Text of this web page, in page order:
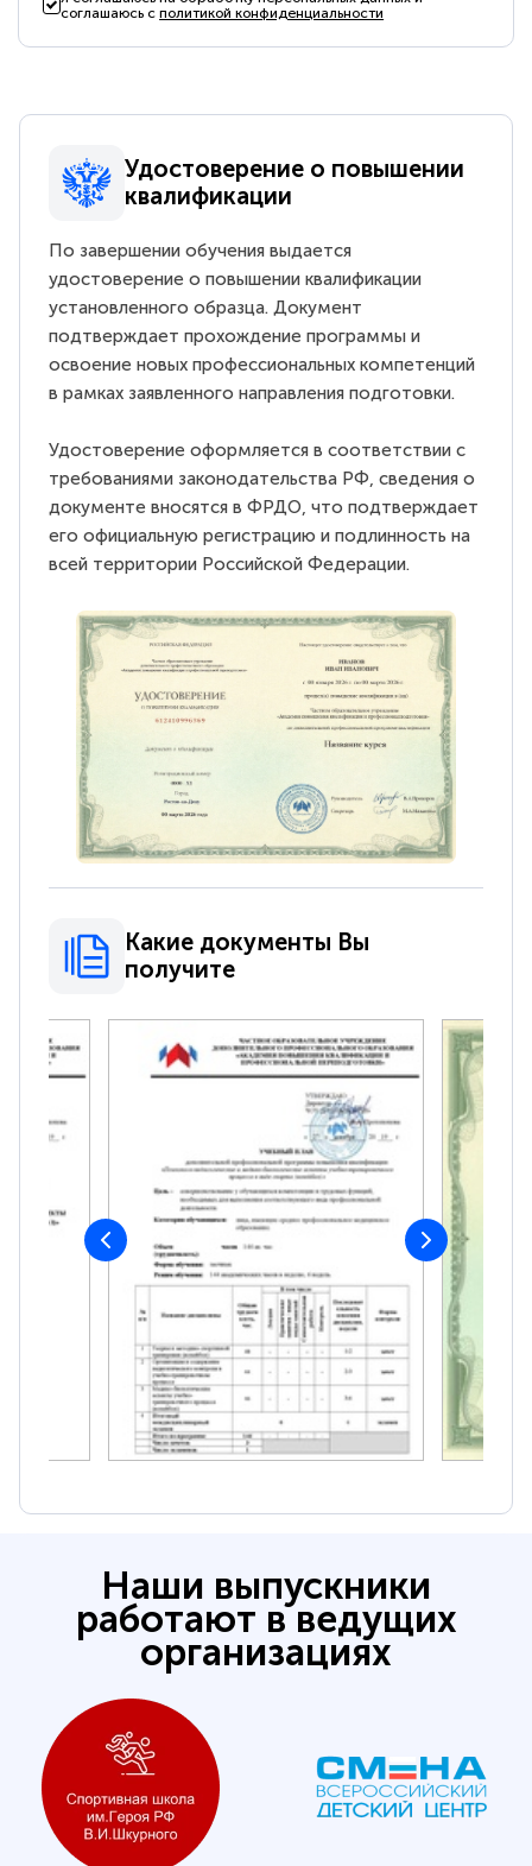
соглашаюсь сполитикой конфиденциальности
Удостоверение о повышении
квалификации
По завершении обучения выдается
удостоверение о повышении квалификации
установленного образца. Документ
подтверждает прохождение программы и
освоение новых профессиональных компетенций
в рамках заявленного направления подготовки.
Удостоверение оформляется в соответствии с
требованиями законодательства РФ, сведения о
документе вносятся в ФРДО, что подтверждает
его официальную регистрацию и подлинность на
всей территории Российской Федерации.
Какие документы Вы
получите
Наши выпускники
работают в ведущих
организациях